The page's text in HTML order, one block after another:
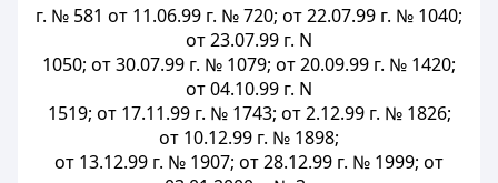
г. № 581 от 11.06.99 г. № 720; от 22.07.99 г. № 1040;
от 23.07.99 г. N
1050; от 30.07.99 г. № 1079; от 20.09.99 г. № 1420;
от 04.10.99 г. N
1519; от 17.11.99 г. № 1743; от 2.12.99 г. № 1826;
от 10.12.99 г. № 1898;
от 13.12.99 г. № 1907; от 28.12.99 г. № 1999; от